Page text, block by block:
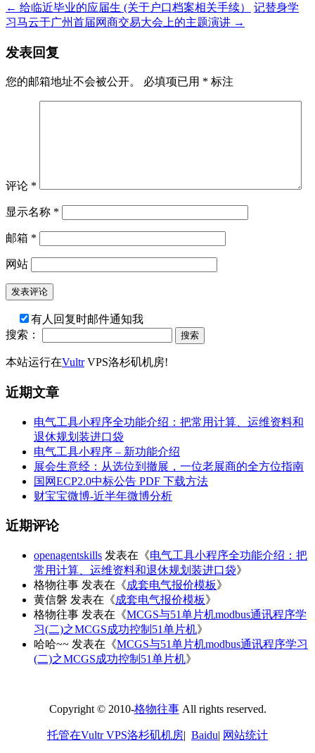
← 给临近毕业的应届生 (关于户口档案相关手续）
记替身学
习马云于广州首届网商交易大会上的主题演讲 →
发表回复
您的邮箱地址不会被公开。 必填项已用 * 标注
评论 *
显示名称 *
邮箱 *
网站
有人回复时邮件通知我
搜索：
本站运行在VultrVPS洛杉矶机房!
近期文章
电气工具小程序全功能介绍：把常用计算、运维资料和
退休规划装进口袋
电气工具小程序 – 新功能介绍
展会生意经：从选位到撤展，一位老展商的全方位指南
国网ECP2.0中标公告 PDF 下载方法
财宝宝微博-近半年微博分析
近期评论
openagentskills 发表在《电气工具小程序全功能介绍：把
常用计算、运维资料和退休规划装进口袋》
格物往事 发表在《成套电气报价模板》
黄信磐 发表在《成套电气报价模板》
格物往事 发表在《MCGS与51单片机modbus通讯程序学
习(二)之MCGS成功控制51单片机》
哈哈~~ 发表在《MCGS与51单片机modbus通讯程序学习
(二)之MCGS成功控制51单片机》
Copyright © 2010-格物往事All rights reserved.
托管在Vultr VPS洛杉矶机房| Baidu| 网站统计